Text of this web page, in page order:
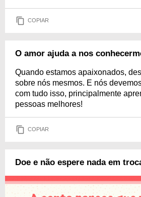
COPIAR
O amor ajuda a nos
Quando estamos apaixonados,
sobre nós mesmos. E nós
com tudo isso, principalmente
pessoas melhores!
COPIAR
Doe e não espere nada em